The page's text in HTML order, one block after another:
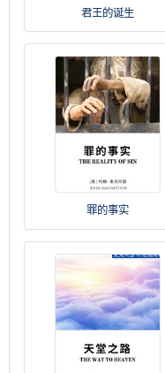
君王的诞生
罪的事实